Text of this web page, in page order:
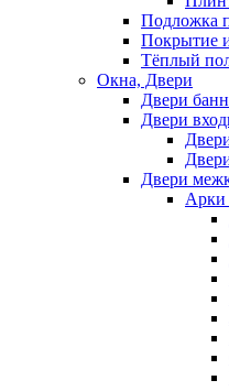
Подложка
Покрытие
Тёплый
Окна, Двери
Двери
Двери
Двери
Арки